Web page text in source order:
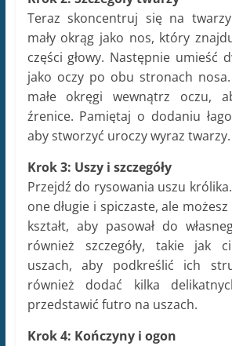
Teraz skoncentruj się na
mały okrąg jako nos, który
części głowy. Następnie umieść
jako oczy po obu stronach
małe okręgi wewnątrz oczu,
źrenice. Pamiętaj o dodaniu
aby stworzyć uroczy wyraz twarzy.
Krok 3: Uszy i szczegóły
Przejdź do rysowania uszu
one długie i spiczaste, ale
kształt, aby pasował do
również szczegóły, takie jak
uszach, aby podkreślić ich
również dodać kilka
przedstawić futro na uszach.
Krok 4: Kończyny i ogon